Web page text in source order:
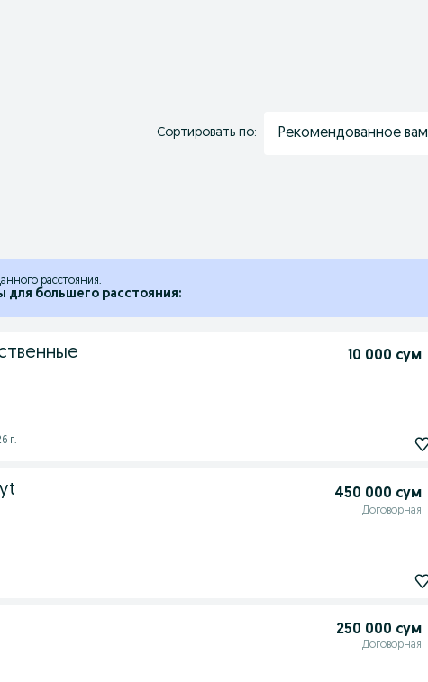
Сортировать по: Рекомендованное вам
расстояния.
для большего расстояния:
10 000 сум
г.
450 000 сум
Договорная
250 000 сум
Договорная